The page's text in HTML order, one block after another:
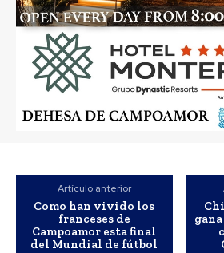
Artículo anterior
Como han vivido los
franceses de
Campoamor esta final
del Mundial de fútbol